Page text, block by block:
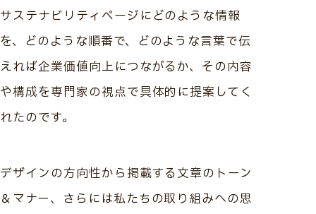
サステナビリティページにどのような情報
を、どのような順番で、どのような言葉で伝
えれば企業価値向上につながるか、その内容
や構成を専門家の視点で具体的に提案してく
れたのです。
デザインの方向性から掲載する文章のトーン
＆マナー、さらには私たちの取り組みへの思